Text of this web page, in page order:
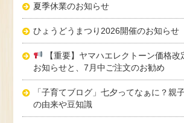
夏季休業のお知らせ
ひょうどうまつり2026開催のお知らせ
【重要】ヤマハエレクトーン価格改
お知らせと、7月中ご注文のお勧め
「子育てブログ」七夕ってなぁに？親
の由来や豆知識